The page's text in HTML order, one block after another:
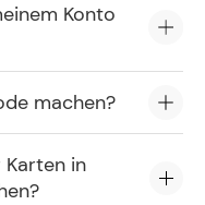
Konto
machen?
in